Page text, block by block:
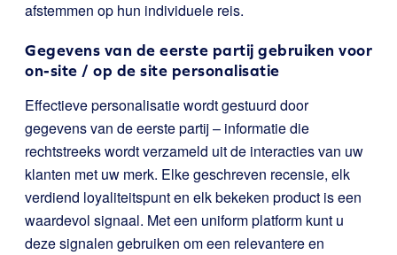
afstemmen op hun individuele reis.
Gegevens van de eerste partij gebruiken voor
on-site / op de site personalisatie
Effectieve personalisatie wordt gestuurd door
gegevens van de eerste partij – informatie die
rechtstreeks wordt verzameld uit de interacties van uw
klanten met uw merk. Elke geschreven recensie, elk
verdiend loyaliteitspunt en elk bekeken product is een
waardevol signaal. Met een uniform platform kunt u
deze signalen gebruiken om een relevantere en